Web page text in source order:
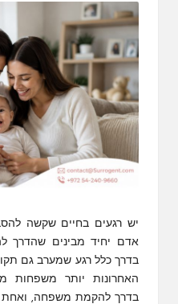
יש רגעים בחיים שקשה
אדם יחיד מבינים שהדרך
בדרך כלל רגע שמערב גם
האחרונות יותר משפחות
בדרך להקמת משפחה, ואחת